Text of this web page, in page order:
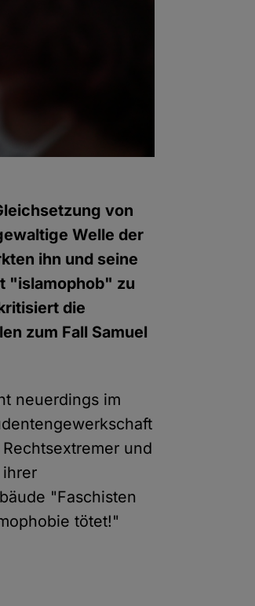
von
Welle der
ihn und seine
"islamophob" zu
die
zum Fall Samuel
neuerdings im
und
"Faschisten
tötet!"